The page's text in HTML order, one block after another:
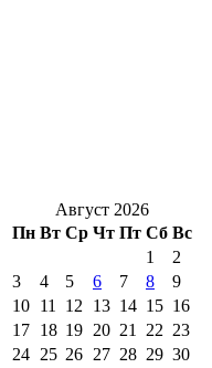
Август 2026
Пн Вт Ср Чт Пт Сб Вс
1
2
3
4 5 6 7 8
9
10 11 12 13 14 15 16
17 18 19 20 21 22 23
24 25 26 27 28 29 30